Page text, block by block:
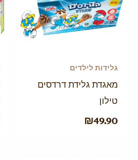
גלידות לילדים
מאגדת גלידת דרדסים
טילון
₪49.90